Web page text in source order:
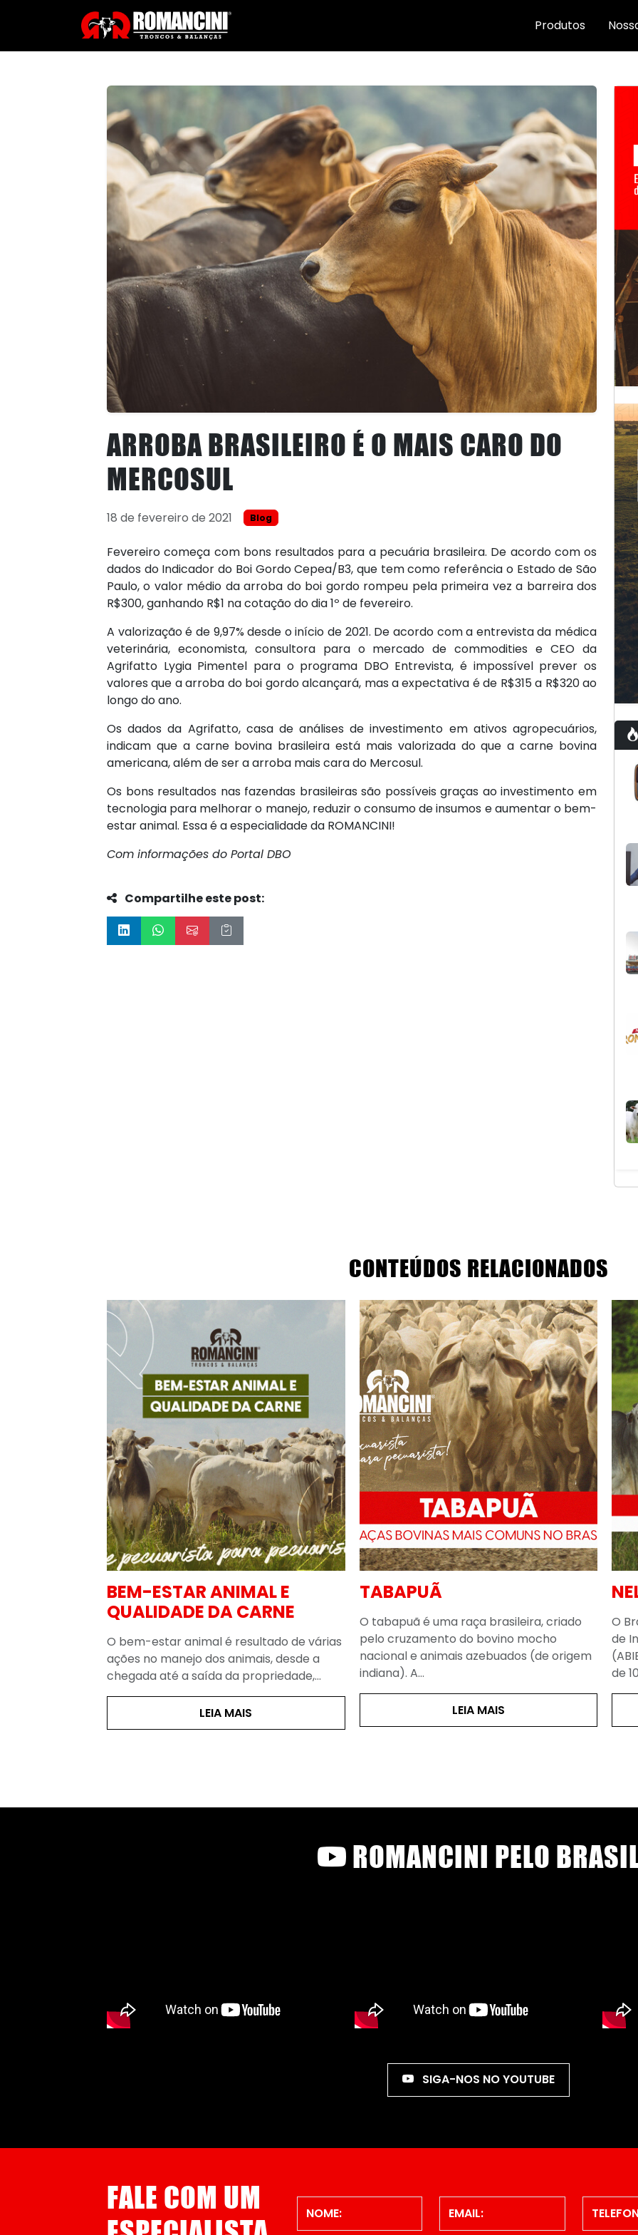
Produtos
ARROBA BRASILEIRO É O MAIS CARO DO
MERCOSUL
18 de fevereiro de 2021 Blog
Fevereiro começa com bons resultados para a pecuária brasileira. De acordo com os
dados do Indicador do Boi Gordo Cepea/B3, que tem como referência o Estado de São
Paulo, o valor médio da arroba do boi gordo rompeu pela primeira vez a barreira dos
R$300, ganhando R$1 na cotação do dia 1º de fevereiro.
A valorização é de 9,97% desde o início de 2021. De acordo com a entrevista da médica
veterinária, economista, consultora para o mercado de commodities e CEO da
Agrifatto Lygia Pimentel para o programa DBO Entrevista, é impossível prever os
valores que a arroba do boi gordo alcançará, mas a expectativa é de R$315 a R$320 ao
longo do ano.
Os dados da Agrifatto, casa de análises de investimento em ativos agropecuários,
indicam que a carne bovina brasileira está mais valorizada do que a carne bovina
americana, além de ser a arroba mais cara do Mercosul.
Os bons resultados nas fazendas brasileiras são possíveis graças ao investimento em
tecnologia para melhorar o manejo, reduzir o consumo de insumos e aumentar o bem-
estar animal. Essa é a especialidade da ROMANCINI!
Com informações do Portal DBO
Compartilhe este post:
CONTEÚDOS RELACIONADOS
TABAPUÃ
O tabapuã é uma raça brasileira, criado
pelo cruzamento do bovino mocho
nacional e animais azebuados (de origem
indiana). A…
LEIA MAIS
NELORE
O Brasil, segundo a Associação Brasileira
de Indústrias Exportadoras de Carnes
(ABIEC), no ano de 2020, produziu cerca
de 10…
LEIA MAIS
A
ROMANCINI PELO
SIGA-NOS NO YOUTUBE
FALE COM UM